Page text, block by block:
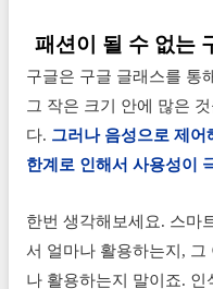
패션이 될 수 없는
구글은 구글 글래스를 통
그 작은 크기 안에 많은
다. 그러나 음성으로 제어
한계로 인해서 사용성이
한번 생각해보세요. 스마
서 얼마나 활용하는지,
나 활용하는지 말이죠.